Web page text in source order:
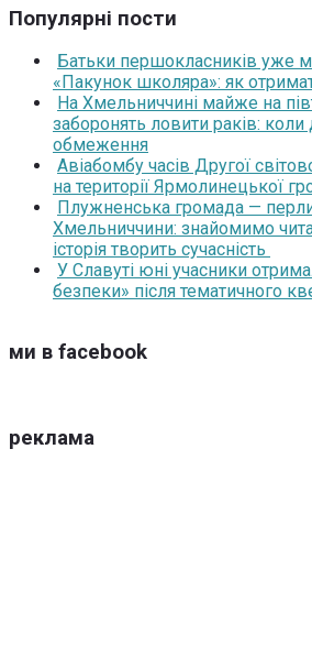
Популярні пости
Батьки першокласників уже
«Пакунок школяра»: як
На Хмельниччині майже на
заборонять ловити раків: коли
обмеження
Авіабомбу часів Другої
на території Ярмолинецької
Плужненська громада —
Хмельниччини: знайомимо
історія творить сучасність
У Славуті юні учасники
безпеки» після тематичного
ми в facebook
реклама